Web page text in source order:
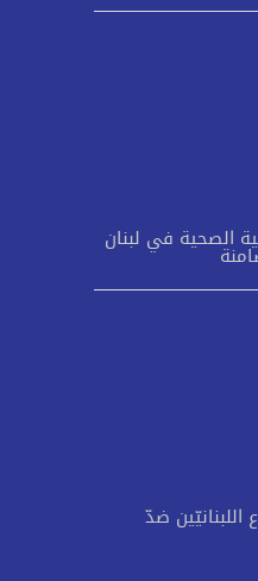
الصحية في لبنان
ضدّ